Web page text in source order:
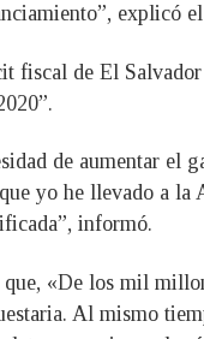
explicó
fiscal de El
de aumentar el
yo he llevado a la
informó.
«De los mil
Al mismo